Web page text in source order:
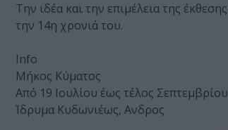
Την ιδέα και την επιμέλεια της
την 14η χρονιά του.
Info
Μήκος Κύματος
Από 19 Ιουλίου έως τέλος Σεπτεμβρίου
Ίδρυμα Κυδωνιέως, Ανδρος